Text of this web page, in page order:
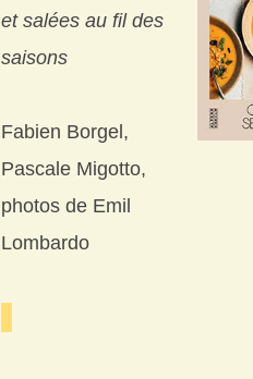
et salées au fil des
saisons
Fabien Borgel,
Pascale Migotto,
photos de Emil
Lombardo